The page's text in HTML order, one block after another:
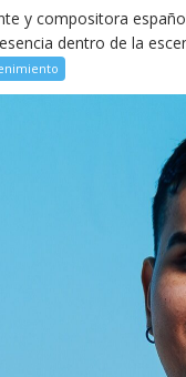
y compositora
dentro de la